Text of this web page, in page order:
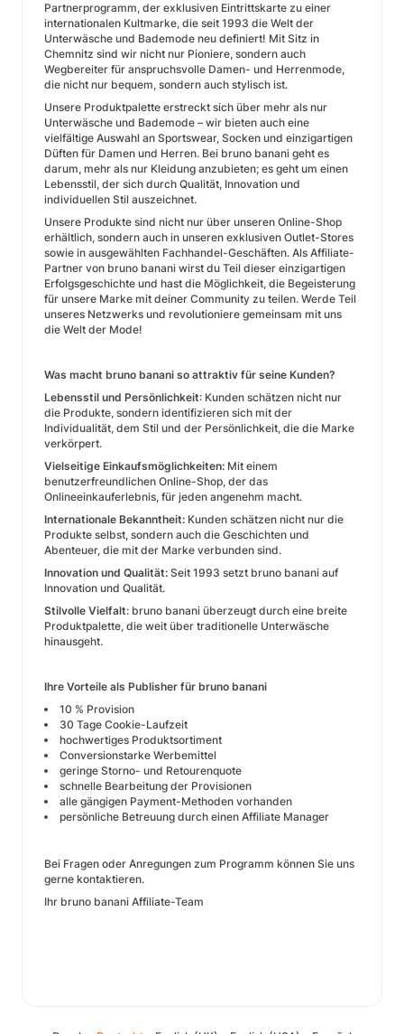
Partnerprogramm, der exklusiven Eintrittskarte zu einer
internationalen Kultmarke, die seit 1993 die Welt der
Unterwäsche und Bademode neu definiert! Mit Sitz in
Chemnitz sind wir nicht nur Pioniere, sondern auch
Wegbereiter für anspruchsvolle Damen- und Herrenmode,
die nicht nur bequem, sondern auch stylisch ist.
Unsere Produktpalette erstreckt sich über mehr als nur
Unterwäsche und Bademode – wir bieten auch eine
vielfältige Auswahl an Sportswear, Socken und einzigartigen
Düften für Damen und Herren. Bei bruno banani geht es
darum, mehr als nur Kleidung anzubieten; es geht um einen
Lebensstil, der sich durch Qualität, Innovation und
individuellen Stil auszeichnet.
Unsere Produkte sind nicht nur über unseren Online-Shop
erhältlich, sondern auch in unseren exklusiven Outlet-Stores
sowie in ausgewählten Fachhandel-Geschäften. Als Affiliate-
Partner von bruno banani wirst du Teil dieser einzigartigen
Erfolgsgeschichte und hast die Möglichkeit, die Begeisterung
für unsere Marke mit deiner Community zu teilen. Werde Teil
unseres Netzwerks und revolutioniere gemeinsam mit uns
die Welt der Mode!
Was macht bruno banani so attraktiv für seine Kunden?
Lebensstil und Persönlichkeit: Kunden schätzen nicht nur
die Produkte, sondern identifizieren sich mit der
Individualität, dem Stil und der Persönlichkeit, die die Marke
verkörpert.
Vielseitige Einkaufsmöglichkeiten: Mit einem
benutzerfreundlichen Online-Shop, der das
Onlineeinkauferlebnis, für jeden angenehm macht.
Internationale Bekanntheit: Kunden schätzen nicht nur die
Produkte selbst, sondern auch die Geschichten und
Abenteuer, die mit der Marke verbunden sind.
Innovation und Qualität: Seit 1993 setzt bruno banani auf
Innovation und Qualität.
Stilvolle Vielfalt: bruno banani überzeugt durch eine breite
Produktpalette, die weit über traditionelle Unterwäsche
hinausgeht.
Ihre Vorteile als Publisher für bruno banani
10 % Provision
30 Tage Cookie-Laufzeit
hochwertiges Produktsortiment
Conversionstarke Werbemittel
geringe Storno- und Retourenquote
schnelle Bearbeitung der Provisionen
alle gängigen Payment-Methoden vorhanden
persönliche Betreuung durch einen Affiliate Manager
Bei Fragen oder Anregungen zum Programm können Sie uns
gerne kontaktieren.
Ihr bruno banani Affiliate-Team